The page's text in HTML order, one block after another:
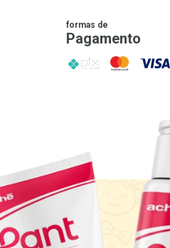
formas de
Pagamento
PIX MasterCard
VISA